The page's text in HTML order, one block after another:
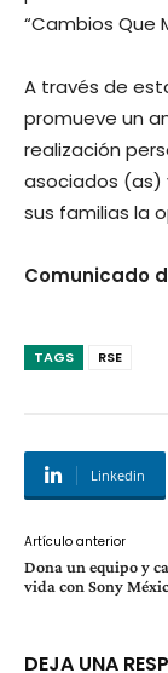
“Cambios Que
A través de
promueve un
realización
asociados (as)
sus familias la
Comunicado
TAGS RSE
Linkedin
Artículo anterior
Dona un equipo y
vida con Sony
DEJA UNA